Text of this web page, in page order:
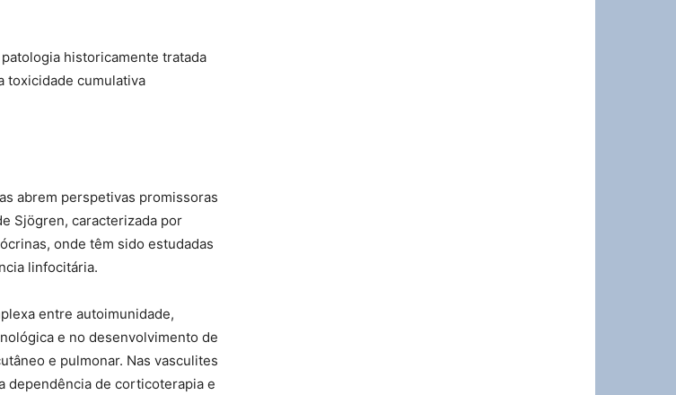
historicamente tratada
toxicidade cumulativa
abrem perspetivas promissoras
Sjögren, caracterizada por
onde têm sido estudadas
linfocitária.
entre autoimunidade,
e no desenvolvimento de
e pulmonar. Nas vasculites
dependência de corticoterapia e